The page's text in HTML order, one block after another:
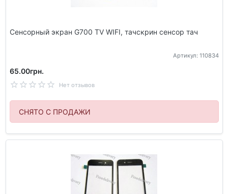
Сенсорный экран G700 TV WIFI, тачскрин сенсор тач
Артикул: 110834
65.00грн.
Нет отзывов
СНЯТО С ПРОДАЖИ